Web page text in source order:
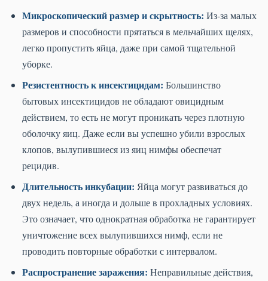
Микроскопический размер и скрытность: Из-за малых
размеров и способности прятаться в мельчайших щелях,
легко пропустить яйца, даже при самой тщательной
уборке.
Резистентность к инсектицидам: Большинство
бытовых инсектицидов не обладают овицидным
действием, то есть не могут проникать через плотную
оболочку яиц. Даже если вы успешно убили взрослых
клопов, вылупившиеся из яиц нимфы обеспечат
рецидив.
Длительность инкубации: Яйца могут развиваться до
двух недель, а иногда и дольше в прохладных условиях.
Это означает, что однократная обработка не гарантирует
уничтожение всех вылупившихся нимф, если не
проводить повторные обработки с интервалом.
Распространение заражения: Неправильные действия,